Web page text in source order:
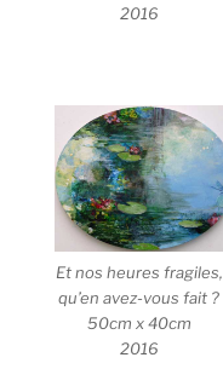
2016
Et nos heures fragiles,
qu’en avez-vous fait ?
50cm x 40cm
2016